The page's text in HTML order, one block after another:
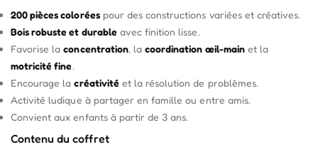
200 pièces coloréespour des constructions variées et créatives.
Bois robuste et durableavec finition lisse.
Favorise laconcentration, lacoordination œil-mainet la
motricité fine.
Encourage lacréativitéet la résolution de problèmes.
Activité ludique à partager en famille ou entre amis.
Convient aux enfants à partir de 3 ans.
Contenu du coffret